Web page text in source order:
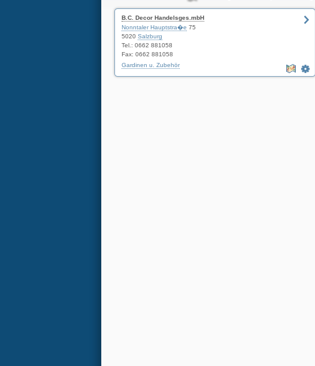
B.C. Decor Handelsges.mbH
Nonntaler Hauptstra�e 75
5020 Salzburg
Tel.: 0662 881058
Fax: 0662 881058
Gardinen u. Zubehör